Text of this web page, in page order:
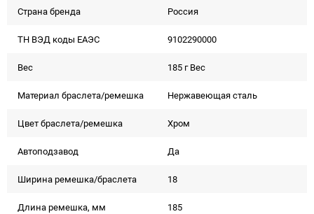
Страна бренда Россия
ТН ВЭД коды ЕАЭС 9102290000
Вес 185 г Вес
Материал браслета/ремешка Нержавеющая сталь
Цвет браслета/ремешка Хром
Автоподзавод Да
Ширина ремешка/браслета 18
Длина ремешка, мм 185